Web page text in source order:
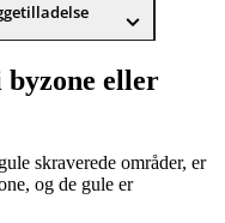
byzone eller
skraverede områder, er
og de gule er